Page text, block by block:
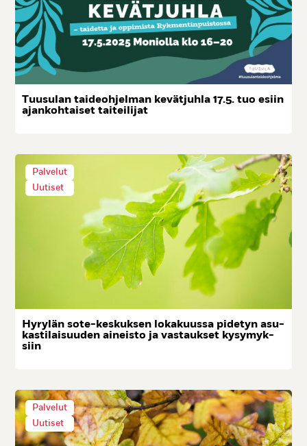
Tuu­su­lan tai­deoh­jel­man ke­vät­juh­la 17.5. tuo esiin
ajan­koh­tai­set tai­tei­li­jat
Palvelut
Uutiset
Hy­ry­län so­te-kes­kuk­sen lo­ka­kuus­sa pi­de­tyn asu­
kas­ti­lai­suu­den ai­neis­to ja vas­tauk­set ky­sy­myk­
siin
Palvelut
Uutiset